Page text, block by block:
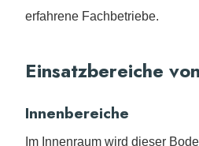
erfahrene Fachbetriebe.
Einsatzbereiche
Innenbereiche
Im Innenraum wird dieser